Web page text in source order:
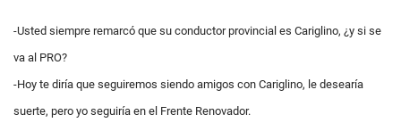
-Usted siempre remarcó que su conductor provincial es Cariglino, ¿y si se
va al PRO?
-Hoy te diría que seguiremos siendo amigos con Cariglino, le desearía
suerte, pero yo seguiría en el Frente Renovador.